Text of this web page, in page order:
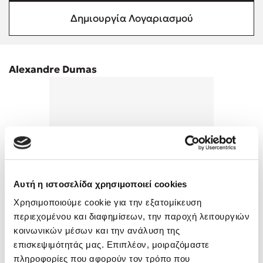
Αυτή η ιστοσελίδα χρησιμοποιεί cookies
Χρησιμοποιούμε cookie για την εξατομίκευση
περιεχομένου και διαφημίσεων, την παροχή λειτουργιών
κοινωνικών μέσων και την ανάλυση της
επισκεψιμότητάς μας. Επιπλέον, μοιραζόμαστε
πληροφορίες που αφορούν τον τρόπο που
Χαλκιδικής
Δημιουργία Λογαριασμού
Alexandre Dumas